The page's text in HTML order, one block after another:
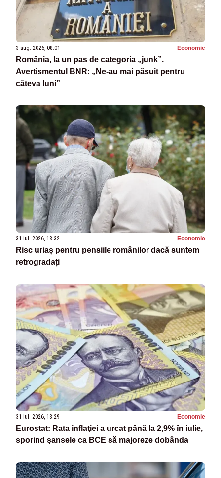
3 aug. 2026, 08:01 Economie
România, la un pas de categoria „junk”.
Avertismentul BNR: „Ne-au mai păsuit pentru
câteva luni”
31 iul. 2026, 13:32 Economie
Risc uriaș pentru pensiile românilor dacă suntem
retrogradați
31 iul. 2026, 13:29 Economie
Eurostat: Rata inflaţiei a urcat până la 2,9% în iulie,
sporind şansele ca BCE să majoreze dobânda